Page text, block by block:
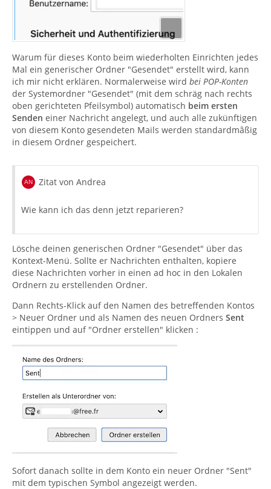
Warum für dieses Konto beim wiederholten Einrichten jedes
Mal ein generischer Ordner "Gesendet" erstellt wird, kann
ich mir nicht erklären. Normalerweise wird bei POP-Konten
der Systemordner "Gesendet" (mit dem schräg nach rechts
oben gerichteten Pfeilsymbol) automatisch beim ersten
Senden einer Nachricht angelegt, und auch alle zukünftigen
von diesem Konto gesendeten Mails werden standardmâßig
in diesem Ordner gespeichert.
Zitat von Andrea
Wie kann ich das denn jetzt reparieren?
Lösche deinen generischen Ordner "Gesendet" über das
Kontext-Menü. Sollte er Nachrichten enthalten, kopiere
diese Nachrichten vorher in einen ad hoc in den Lokalen
Ordnern zu erstellenden Ordner.
Dann Rechts-Klick auf den Namen des betreffenden Kontos
> Neuer Ordner und als Namen des neuen Ordners Sent
eintippen und auf "Ordner erstellen" klicken :
Sofort danach sollte in dem Konto ein neuer Ordner "Sent"
mit dem typischen Symbol angezeigt werden.